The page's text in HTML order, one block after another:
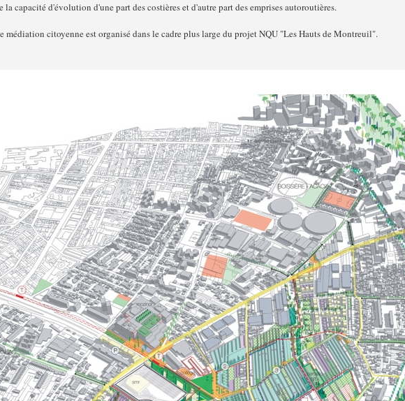
capacité d'évolution d'une part des costières et d'autre part des emprises autoroutières.
médiation citoyenne est organisé dans le cadre plus large du projet NQU "Les Hauts de Montreuil".